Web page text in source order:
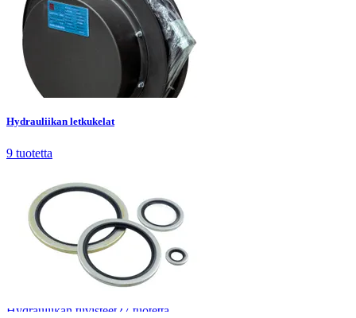
Hydrauliikan letkukelat tuotetta
Hydrauliikan letkukelat
9 tuotetta
Hydrauliikan tiivisteet 27 tuotetta